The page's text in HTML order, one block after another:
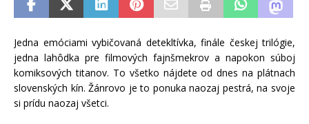
Jedna emóciami vybičovaná detekltívka, finále českej trilógie,
jedna lahôdka pre filmových fajnšmekrov a napokon súboj
komiksových titanov. To všetko nájdete od dnes na plátnach
slovenských kín. Žánrovo je to ponuka naozaj pestrá, na svoje
si prídu naozaj všetci.